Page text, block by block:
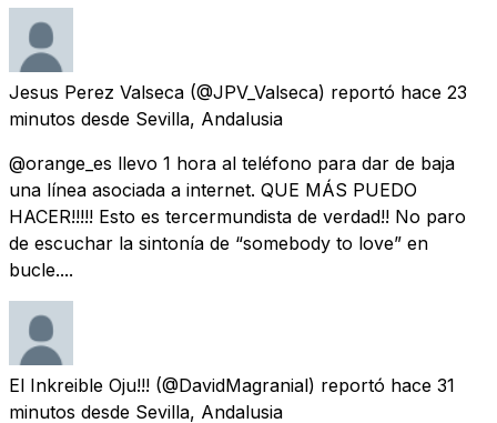
Jesus Perez Valseca (@JPV_Valseca) reportó hace 23
minutos desde Sevilla, Andalusia
@orange_es llevo 1 hora al teléfono para dar de baja
una línea asociada a internet. QUE MÁS PUEDO
HACER!!!!! Esto es tercermundista de verdad!! No paro
de escuchar la sintonía de “somebody to love” en
bucle....
El Inkreible Oju!!! (@DavidMagranial) reportó hace 31
minutos desde Sevilla, Andalusia